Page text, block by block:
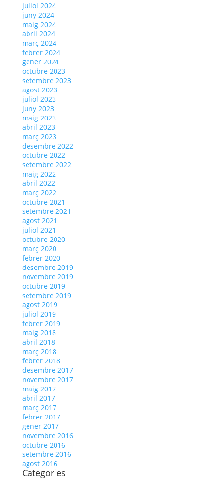
juliol 2024
juny 2024
maig 2024
abril 2024
març 2024
febrer 2024
gener 2024
octubre 2023
setembre 2023
agost 2023
juliol 2023
juny 2023
maig 2023
abril 2023
març 2023
desembre 2022
octubre 2022
setembre 2022
maig 2022
abril 2022
març 2022
octubre 2021
setembre 2021
agost 2021
juliol 2021
octubre 2020
març 2020
febrer 2020
desembre 2019
novembre 2019
octubre 2019
setembre 2019
agost 2019
juliol 2019
febrer 2019
maig 2018
abril 2018
març 2018
febrer 2018
desembre 2017
novembre 2017
maig 2017
abril 2017
març 2017
febrer 2017
gener 2017
novembre 2016
octubre 2016
setembre 2016
agost 2016
Categories